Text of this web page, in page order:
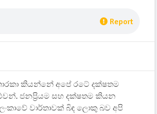
Report
කියන්නේ අපේ රටේ දක්ෂතම
ජනප්‍රියම සහ දක්ෂතම කියන
වාර්තාවක් බිඳ ලොකු බව අපි